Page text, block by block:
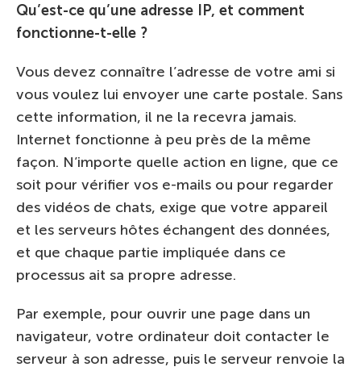
Qu’est-ce qu’une adresse IP, et comment
fonctionne-t-elle ?
Vous devez connaître l’adresse de votre ami si
vous voulez lui envoyer une carte postale. Sans
cette information, il ne la recevra jamais.
Internet fonctionne à peu près de la même
façon. N’importe quelle action en ligne, que ce
soit pour vérifier vos e-mails ou pour regarder
des vidéos de chats, exige que votre appareil
et les serveurs hôtes échangent des données,
et que chaque partie impliquée dans ce
processus ait sa propre adresse.
Par exemple, pour ouvrir une page dans un
navigateur, votre ordinateur doit contacter le
serveur à son adresse, puis le serveur renvoie la